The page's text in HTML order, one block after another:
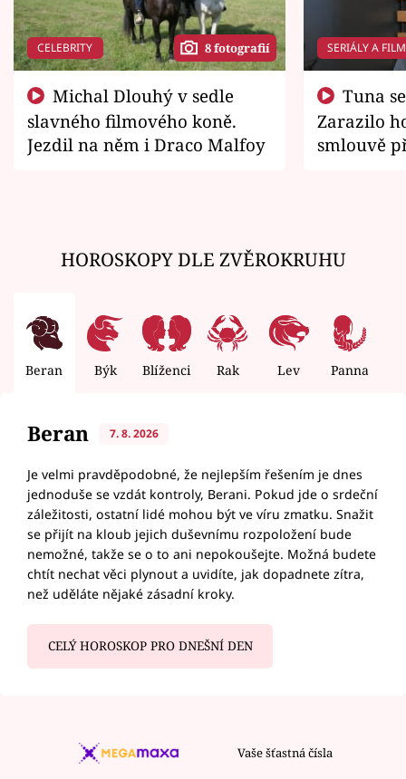
CELEBRITY 8 fotografií
slavného filmového koně.
Jezdil na něm i Draco Malfoy
SERIÁLY A
Zarazilo
smlouvě
HOROSKOPY DLE ZVĚROKRUHU
Beran Býk Blíženci Rak Lev Panna
Beran 7. 8. 2026
Je velmi pravděpodobné, že nejlepším řešením je dnes
jednoduše se vzdát kontroly, Berani. Pokud jde o srdeční
záležitosti, ostatní lidé mohou být ve víru zmatku. Snažit
se přijít na kloub jejich duševnímu rozpoložení bude
nemožné, takže se o to ani nepokoušejte. Možná budete
chtít nechat věci plynout a uvidíte, jak dopadnete zítra,
než uděláte nějaké zásadní kroky.
CELÝ HOROSKOP PRO DNEŠNÍ DEN
Vaše šťastná čísla